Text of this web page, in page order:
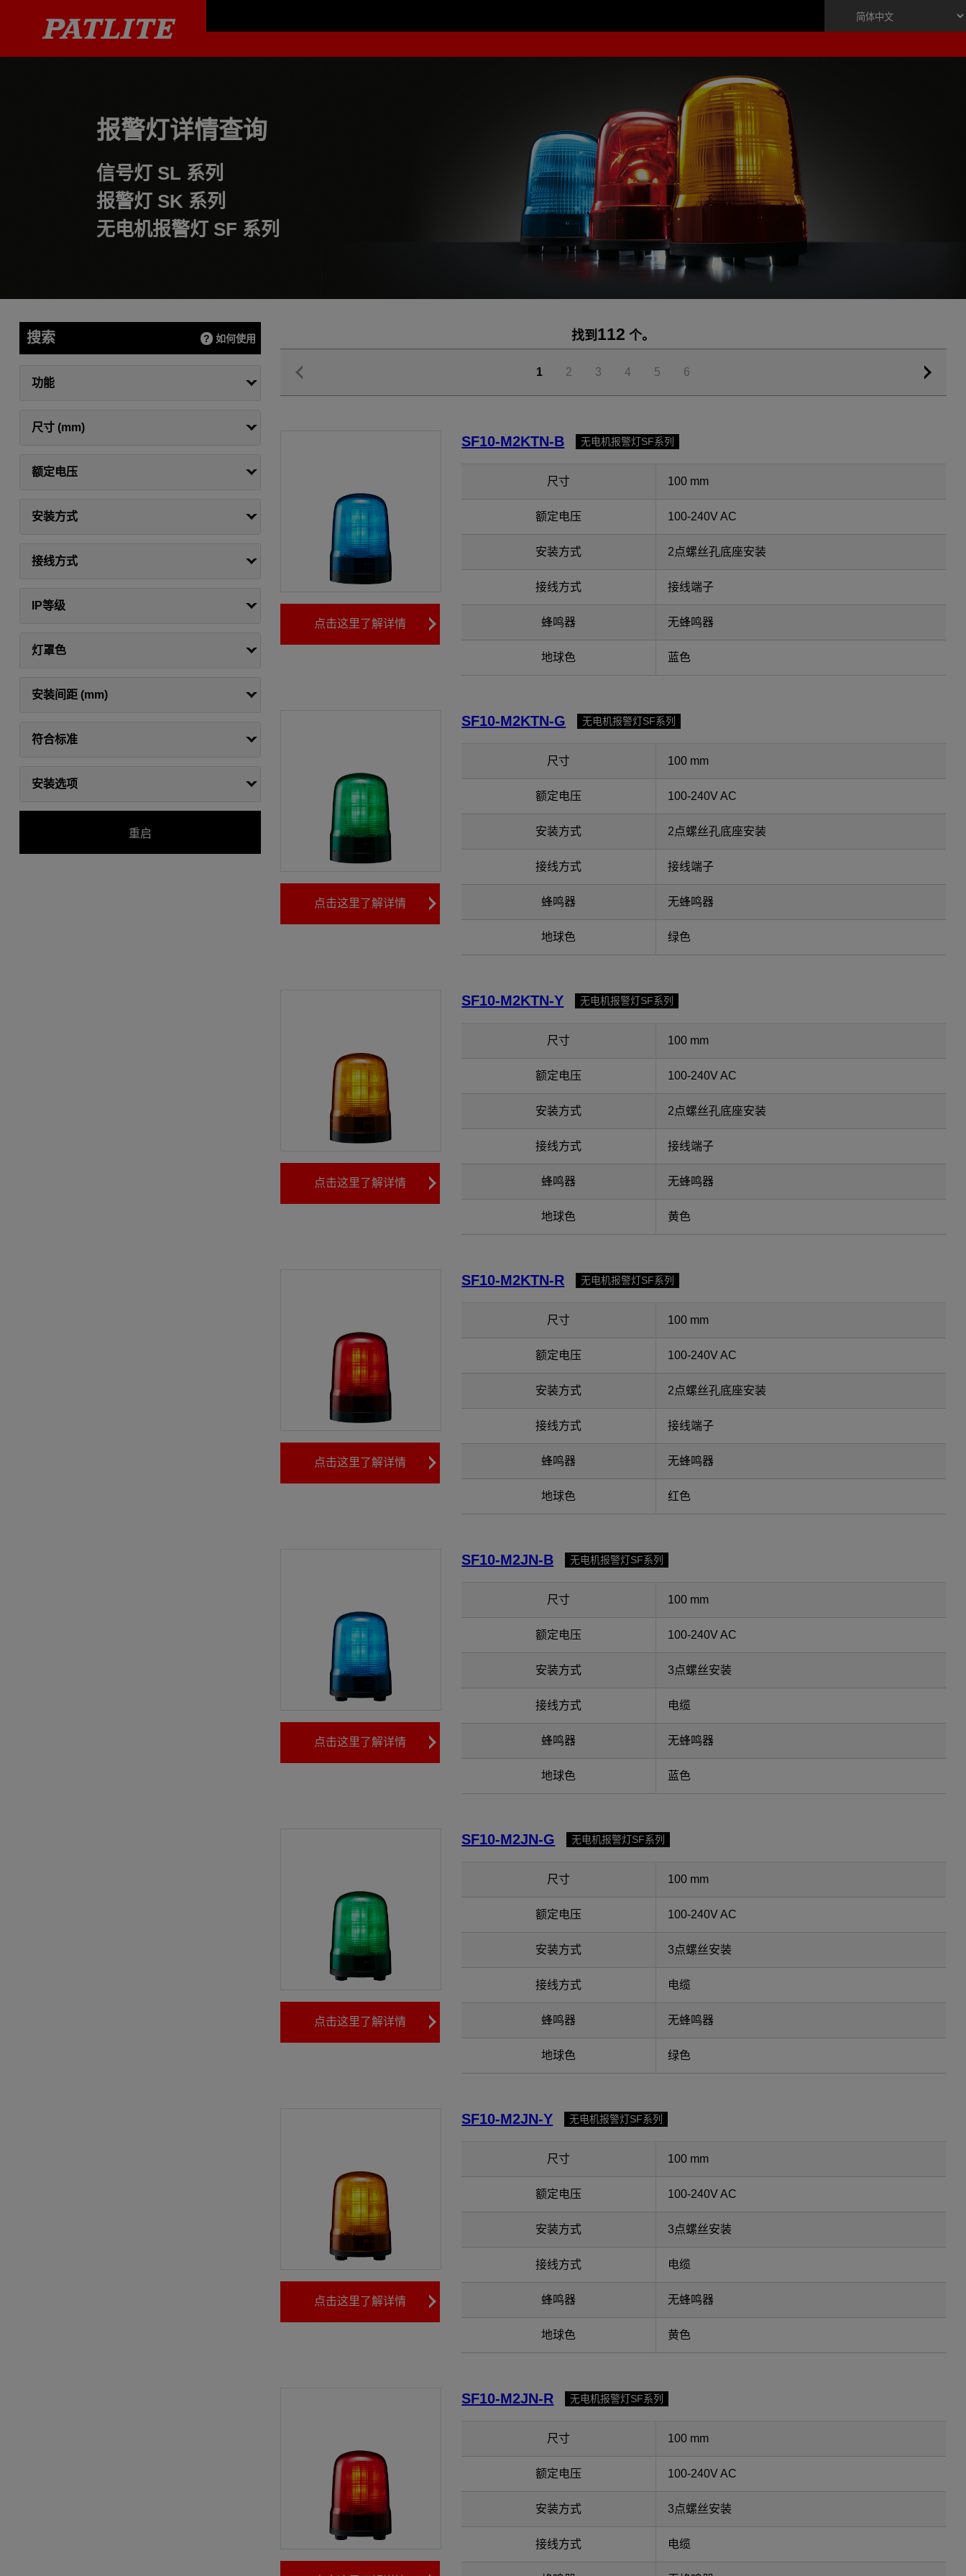
搜索 如何使用
功能
尺寸 (mm)
额定电压
安装方式
接线方式
IP等级
灯罩色
安装间距 (mm)
符合标准
安装选项
重启
报警灯详情查询
信号灯 SL 系列
报警灯 SK 系列
无电机报警灯 SF 系列
找到 112 个。
1 2 3 4 5 6
点击这里了解详情
SF10-M2KTN-B 无电机报警灯SF系列
尺寸 100 mm
额定电压 100-240V AC
安装方式 2点螺丝孔底座安装
接线方式 接线端子
蜂鸣器 无蜂鸣器
地球色 蓝色
点击这里了解详情
SF10-M2KTN-G 无电机报警灯SF系列
尺寸 100 mm
额定电压 100-240V AC
安装方式 2点螺丝孔底座安装
接线方式 接线端子
蜂鸣器 无蜂鸣器
地球色 绿色
点击这里了解详情
SF10-M2KTN-Y 无电机报警灯SF系列
尺寸 100 mm
额定电压 100-240V AC
安装方式 2点螺丝孔底座安装
接线方式 接线端子
蜂鸣器 无蜂鸣器
地球色 黄色
点击这里了解详情
SF10-M2KTN-R 无电机报警灯SF系列
尺寸 100 mm
额定电压 100-240V AC
安装方式 2点螺丝孔底座安装
接线方式 接线端子
蜂鸣器 无蜂鸣器
地球色 红色
点击这里了解详情
SF10-M2JN-B 无电机报警灯SF系列
尺寸 100 mm
额定电压 100-240V AC
安装方式 3点螺丝安装
接线方式 电缆
蜂鸣器 无蜂鸣器
地球色 蓝色
点击这里了解详情
SF10-M2JN-G 无电机报警灯SF系列
尺寸 100 mm
额定电压 100-240V AC
安装方式 3点螺丝安装
接线方式 电缆
蜂鸣器 无蜂鸣器
地球色 绿色
点击这里了解详情
SF10-M2JN-Y 无电机报警灯SF系列
尺寸 100 mm
额定电压 100-240V AC
安装方式 3点螺丝安装
接线方式 电缆
蜂鸣器 无蜂鸣器
地球色 黄色
SF10-M2JN-R 无电机报警灯SF系列
尺寸 100 mm
额定电压 100-240V AC
安装方式 3点螺丝安装
接线方式 电缆